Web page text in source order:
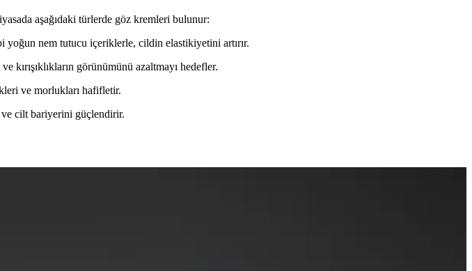
aşağıdaki türlerde göz kremleri bulunur:
nem tutucu içeriklerle, cildin elastikiyetini artırır.
görünümünü azaltmayı hedefler.
ve morlukları hafifletir.
ve cilt bariyerini güçlendirir.